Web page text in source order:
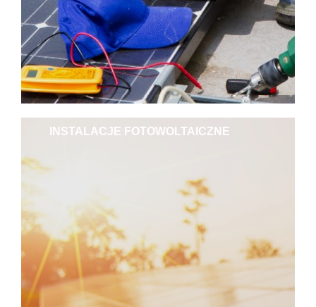
INSTALACJE FOTOWOLTAICZNE